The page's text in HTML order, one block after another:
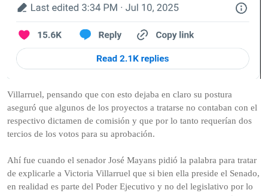
Villarruel, pensando que con esto dejaba en claro su postura
aseguró que algunos de los proyectos a tratarse no contaban con el
respectivo dictamen de comisión y que por lo tanto requerían dos
tercios de los votos para su aprobación.
Ahí fue cuando el senador José Mayans pidió la palabra para tratar
de explicarle a Victoria Villarruel que si bien ella preside el Senado,
en realidad es parte del Poder Ejecutivo y no del legislativo por lo